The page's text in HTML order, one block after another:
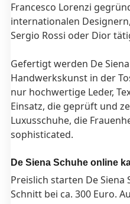
Francesco Lorenzi
internationalen
Sergio Rossi oder Dior
Gefertigt werden De
Handwerkskunst in der
nur hochwertige Leder,
Einsatz, die geprüft und
Luxusschuhe, die
sophisticated.
De Siena Schuhe online
Preislich starten De Siena
Schnitt bei ca. 300 Euro.